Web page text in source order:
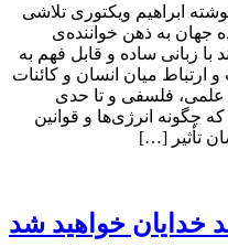
ابراهیم ویکتوری تلاشی
جهان به ذهن خواننده‌ی
با زبانی ساده و قابل فهم به
ارتباط میان انسان و کائنات
علمی، فلسفی و تا حدی
چگونه انرژی‌ها و قوانین
تأثیر […]
خدایان خواهید شد